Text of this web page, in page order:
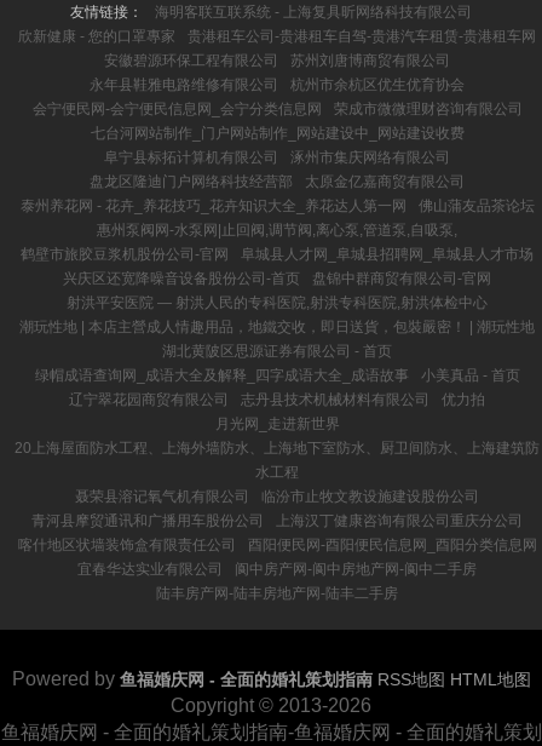
友情链接：
海明客联互联系统 - 上海复具昕网络科技有限公司
欣新健康 - 您的口罩專家
贵港租车公司-贵港租车自驾-贵港汽车租赁-贵港租车网
安徽碧源环保工程有限公司
苏州刘唐博商贸有限公司
永年县鞋雅电路维修有限公司
杭州市余杭区优生优育协会
会宁便民网-会宁便民信息网_会宁分类信息网
荣成市微微理财咨询有限公司
七台河网站制作_门户网站制作_网站建设中_网站建设收费
阜宁县标拓计算机有限公司
涿州市集庆网络有限公司
盘龙区隆迪门户网络科技经营部
太原金亿嘉商贸有限公司
泰州养花网 - 花卉_养花技巧_花卉知识大全_养花达人第一网
佛山蒲友品茶论坛
惠州泵阀网-水泵网|止回阀,调节阀,离心泵,管道泵,自吸泵,
鹤壁市旅胶豆浆机股份公司-官网
阜城县人才网_阜城县招聘网_阜城县人才市场
兴庆区还宽降噪音设备股份公司-首页
盘锦中群商贸有限公司-官网
射洪平安医院 ― 射洪人民的专科医院,射洪专科医院,射洪体检中心
潮玩性地 | 本店主營成人情趣用品，地鐵交收，即日送貨，包裝嚴密！ | 潮玩性地
湖北黄陂区思源证券有限公司 - 首页
绿帽成语查询网_成语大全及解释_四字成语大全_成语故事
小美真品 - 首页
辽宁翠花园商贸有限公司
志丹县技术机械材料有限公司
优力拍
月光网_走进新世界
20上海屋面防水工程、上海外墙防水、上海地下室防水、厨卫间防水、上海建筑防
水工程
聂荣县溶记氧气机有限公司
临汾市止牧文教设施建设股份公司
青河县摩贸通讯和广播用车股份公司
上海汉丁健康咨询有限公司重庆分公司
喀什地区状墙装饰盒有限责任公司
酉阳便民网-酉阳便民信息网_酉阳分类信息网
宜春华达实业有限公司
阆中房产网-阆中房地产网-阆中二手房
陆丰房产网-陆丰房地产网-陆丰二手房
Powered by 鱼福婚庆网 - 全面的婚礼策划指南 RSS地图 HTML地图
Copyright © 2013-2026
鱼福婚庆网 - 全面的婚礼策划指南-鱼福婚庆网 - 全面的婚礼策划